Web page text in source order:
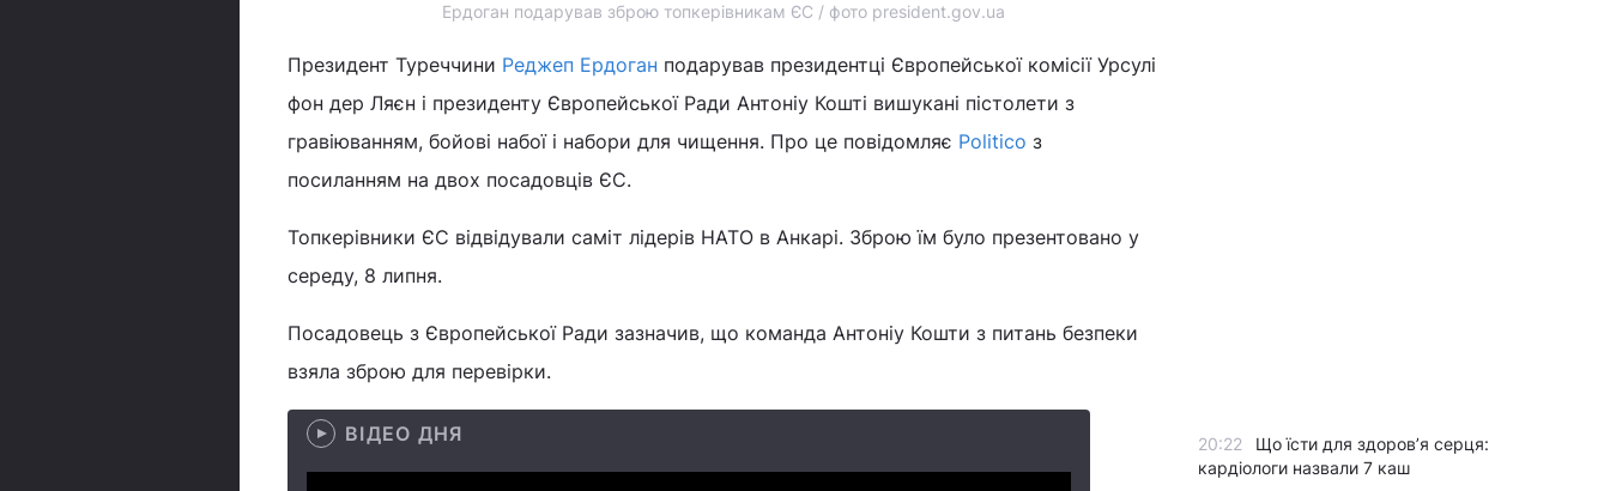
Ердоган подарував зброю топкерівникам ЄС / фото president.gov.ua
Президент Туреччини Реджеп Ердоган подарував президентці Європейської комісії Урсулі
фон дер Ляєн і президенту Європейської Ради Антоніу Кошті вишукані пістолети з
гравіюванням, бойові набої і набори для чищення. Про це повідомляє Politico з
посиланням на двох посадовців ЄС.
Топкерівники ЄС відвідували саміт лідерів НАТО в Анкарі. Зброю їм було презентовано у
середу, 8 липня.
Посадовець з Європейської Ради зазначив, що команда Антоніу Кошти з питань безпеки
взяла зброю для перевірки.
ВІДЕО ДНЯ 20:22
Що їсти для здоров’я серця:
кардіологи назвали 7 каш